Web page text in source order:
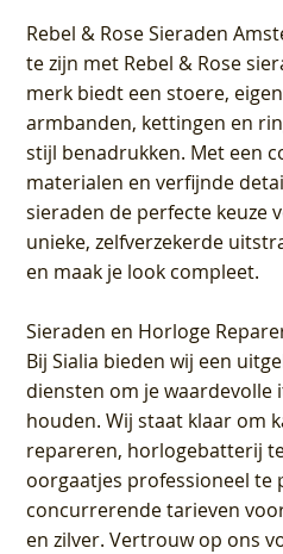
Rebel & Rose Sieraden
te zijn met Rebel & Rose
merk biedt een stoere,
armbanden, kettingen en
stijl benadrukken. Met een
materialen en verfijnde
sieraden de perfecte keuze
unieke, zelfverzekerde
en maak je look compleet.
Sieraden en Horloge
Bij Sialia bieden wij een
diensten om je
houden. Wij staat klaar om
repareren, horlogebatterij
oorgaatjes professioneel te
concurrerende tarieven
en zilver. Vertrouw op ons